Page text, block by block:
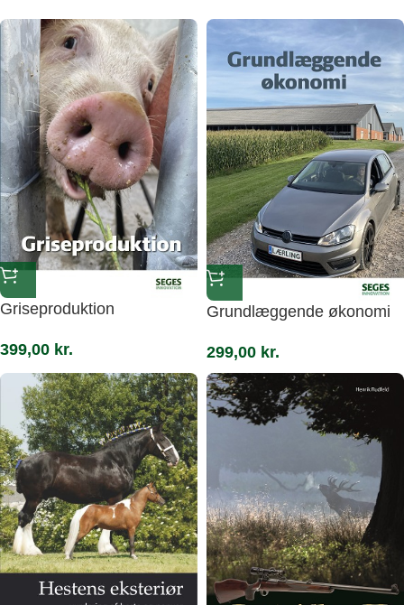
Griseproduktion
399,00 kr.
Grundlæggende økonomi
299,00 kr.